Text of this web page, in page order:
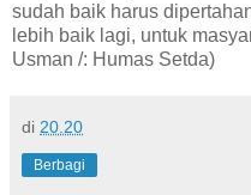
sudah baik harus
lebih baik lagi, untuk
Usman /: Humas Setda)
di 20.20
Berbagi